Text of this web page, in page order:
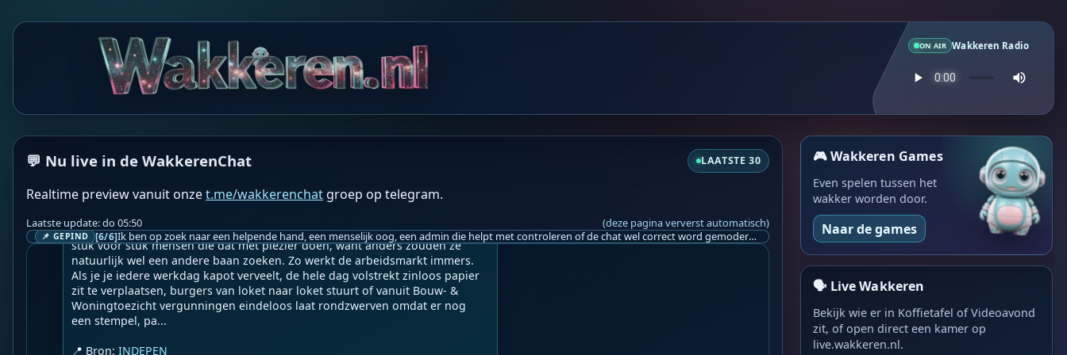
ON AIR Wakkeren Radio
💬 Nu live in de WakkerenChat LAATSTE 30
Realtime preview vanuit onzet.me/wakkerenchat groep op telegram.
Laatste update: do 05:50 (deze pagina ververst automatisch)
📌 GEPIND [6/6] Ik ben op zoek naar een helpende hand, een menselijk oog, een admin die helpt met controleren of de chat wel correct word gemodereerd word door NoMoSpam. 98% gaat automatisch goed, toch ik dit nooit helemaal loslaten en moet er altijd een mens mee blijven opletten bij elke beslissing die gemaakt word. Waar bestaan de werkzaamheden uit? Mee kijken in admin log kanaal naar alle drugs/porno/scams die voorbij komen en in het geval van een randgevalletje, ingrijpen en b.v. een verwijderd maar wel toegestaan bericht terug plaatsen met een druk op de knop. tsja zo banaal en simpel is het gesteld.. Word je hier blij van? Nee. Strookt het je ego? Nee. Word je er beter van? Nee. Kost het veel tijd? Totaal niet, consistentie en regelmaat is belangrijker dan 'er even voor kunnen gaan zitten'.. het werk is in een paar seconden gepiept.. je checkt puur of AI de juiste beslissing heeft gemaakt.. …
👉Alles is logisch in Nederland. Behalve de logica.
Geupload door: De Wakkeren Chat
Home - Column - Alles is logisch in Nederland. Behalve de logica.
In Nederland werken ongeveer 1,1 miljoen mensen bij de overheid. Dat zijn
stuk voor stuk mensen die dat met plezier doen, want anders zouden ze
natuurlijk wel een andere baan zoeken. Zo werkt de arbeidsmarkt immers.
Als je je iedere werkdag kapot verveelt, de hele dag volstrekt zinloos papier
zit te verplaatsen, burgers van loket naar loket stuurt of vanuit Bouw- &
Woningtoezicht vergunningen eindeloos laat rondzwerven omdat er nog
een stempel, pa...
📍 Bron: INDEPEN
🎮 Wakkeren Games
Even spelen tussen het
wakker worden door.
Naar de games
🗣️ Live Wakkeren
Bekijk wie er in Koffietafel of Videoavond
zit, of open direct een kamer op
live.wakkeren.nl.